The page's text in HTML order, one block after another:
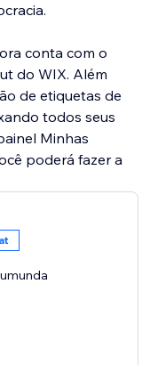
conta com o
do WIX. Além
de etiquetas de
todos seus
Minhas
poderá fazer a